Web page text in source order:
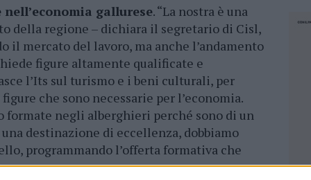
gallurese. “La nostra è una
della regione – dichiara il segretario di Cisl,
il mercato del lavoro, ma anche l’andamento
figure altamente qualificate e
l’Its sul turismo e i beni culturali, per
che sono necessarie per l’economia.
formate negli alberghieri perché sono di un
destinazione di eccellenza, dobbiamo
programmando l’offerta formativa che